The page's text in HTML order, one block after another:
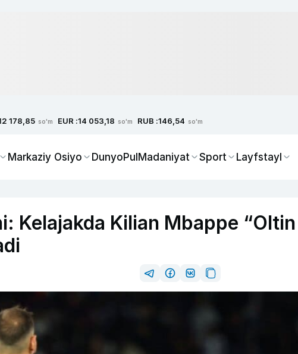
178,85 so'm EUR :14 053,18 so'm RUB :146,54 so'm
Markaziy Osiyo DunyoPulMadaniyat Sport Layfstayl
Kelajakda Kilian Mbappe “Oltin